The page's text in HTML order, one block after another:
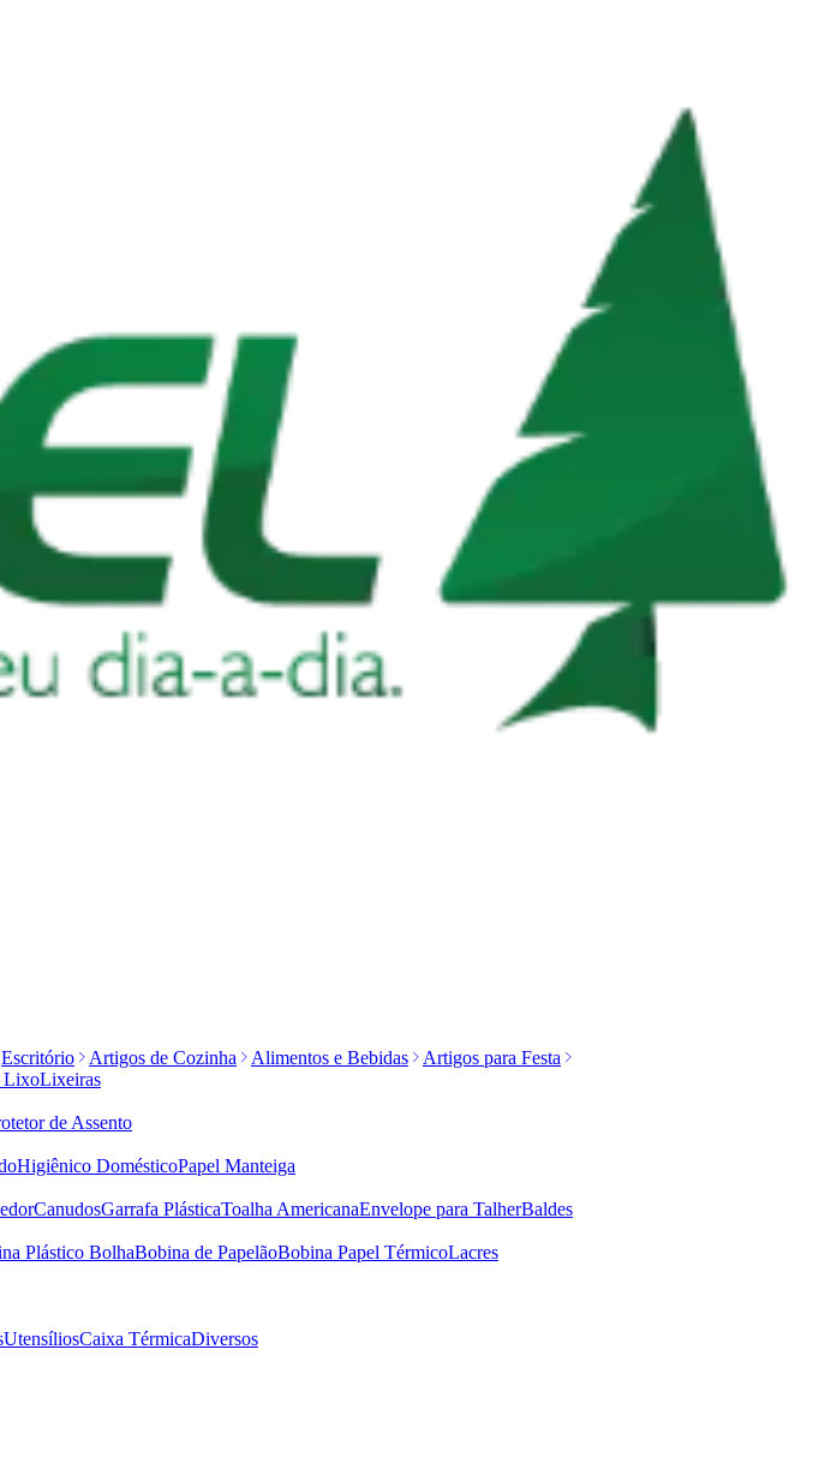
Escritório Artigos de Cozinha Alimentos e Bebidas
Artigos para Festa
LixoLixeiras
de Assento
Higiênico DomésticoPapel Manteiga
CanudosGarrafa PlásticaToalha AmericanaEnvelope para TalherBaldes
Plástico BolhaBobina de PapelãoBobina Papel TérmicoLacres
UtensíliosCaixa TérmicaDiversos